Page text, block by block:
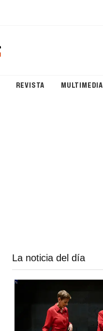
REVISTA MULTIMEDIA
La noticia del día